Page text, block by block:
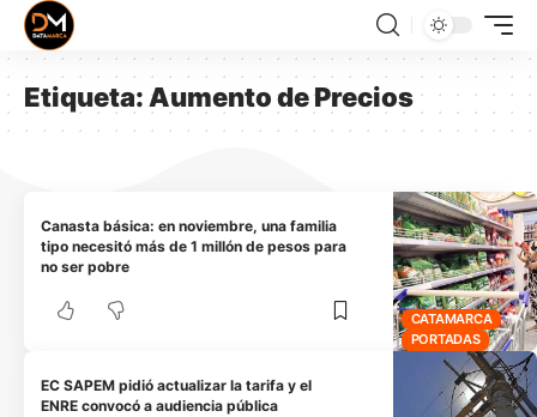
Etiqueta: Aumento de Precios
CATAMARCA
PORTADAS
Canasta básica: en noviembre, una familia
tipo necesitó más de 1 millón de pesos para
no ser pobre
EC SAPEM pidió actualizar la tarifa y el
ENRE convocó a audiencia pública